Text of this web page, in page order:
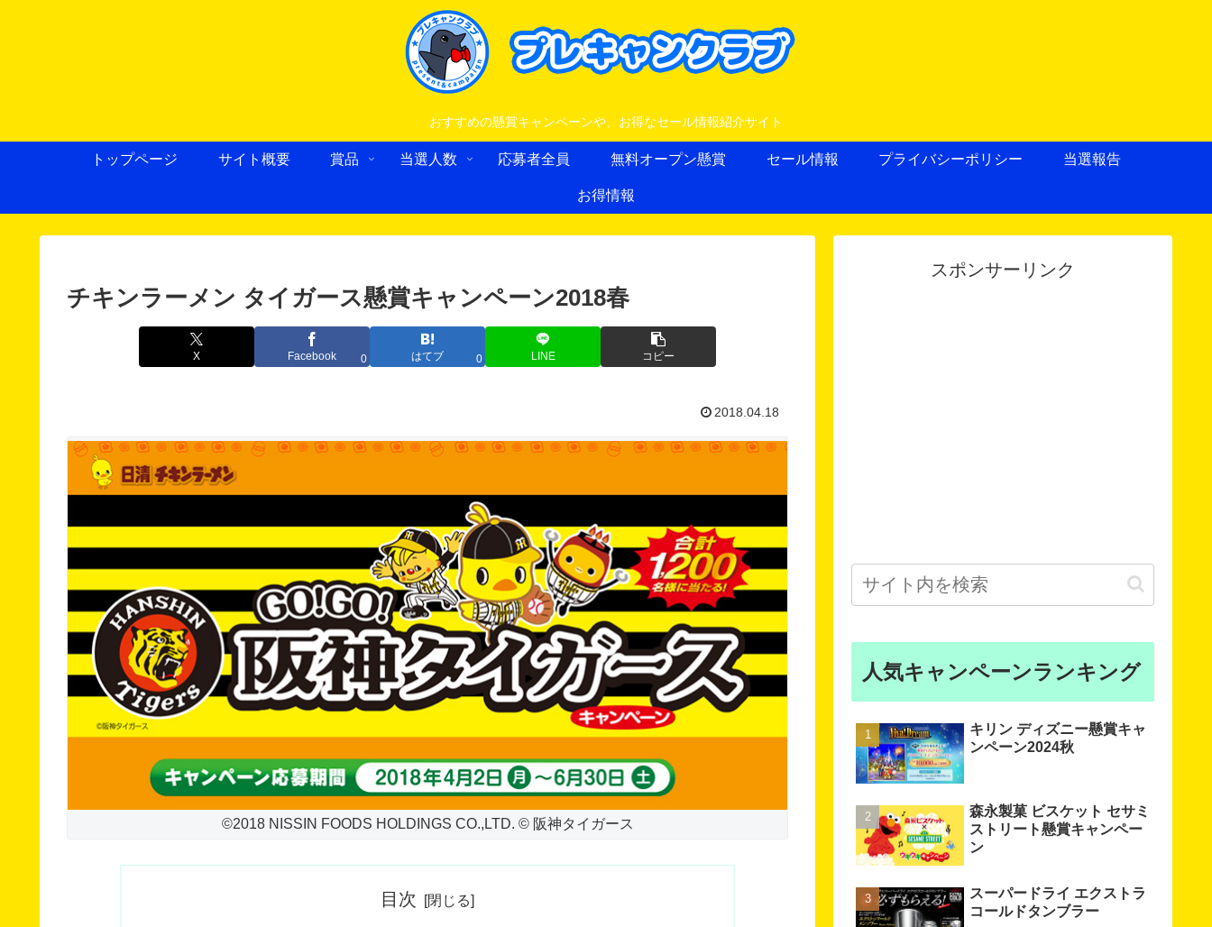
おすすめの懸賞キャンペーンや、お得なセール情報紹介サイト
トップページ サイト概要 賞品 当選人数 応募者全員 無料オープン懸賞 セール情報 プライバシーポリシー 当選報告
お得情報
チキンラーメン タイガース懸賞キャンペーン2018春
X Facebook 0 はてブ 0 LINE コピー
2018.04.18
©2018 NISSIN FOODS HOLDINGS CO.,LTD. © 阪神タイガース
目次
スポンサーリンク
人気キャンペーンランキング
キリン ディズニー懸賞キャ
ンペーン2024秋
森永製菓 ビスケット セサミ
ストリート懸賞キャンペー
ン
スーパードライ エクストラ
コールドタンブラー